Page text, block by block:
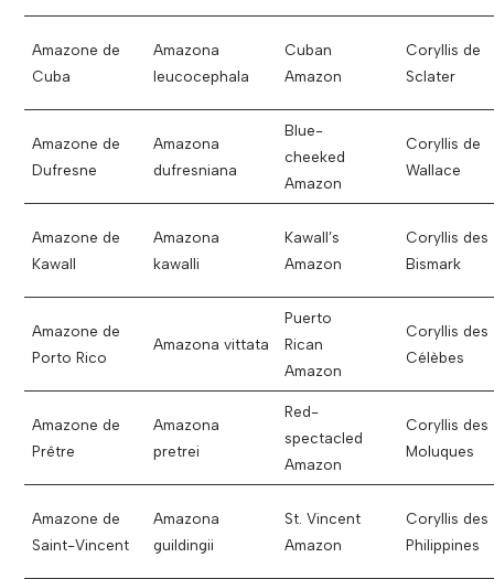
Amazone de
Cuba
Amazona
leucocephala
Cuban
Amazon
Coryllis de
Sclater
Amazone de
Dufresne
Amazona
dufresniana
Blue-
cheeked
Amazon
Coryllis de
Wallace
Amazone de
Kawall
Amazona
kawalli
Kawall’s
Amazon
Coryllis des
Bismark
Amazone de
Porto Rico
Amazona vittata
Puerto
Rican
Amazon
Coryllis des
Célèbes
Amazone de
Prêtre
Amazona
pretrei
Red-
spectacled
Amazon
Coryllis des
Moluques
Amazone de
Saint-Vincent
Amazona
guildingii
St. Vincent
Amazon
Coryllis des
Philippines